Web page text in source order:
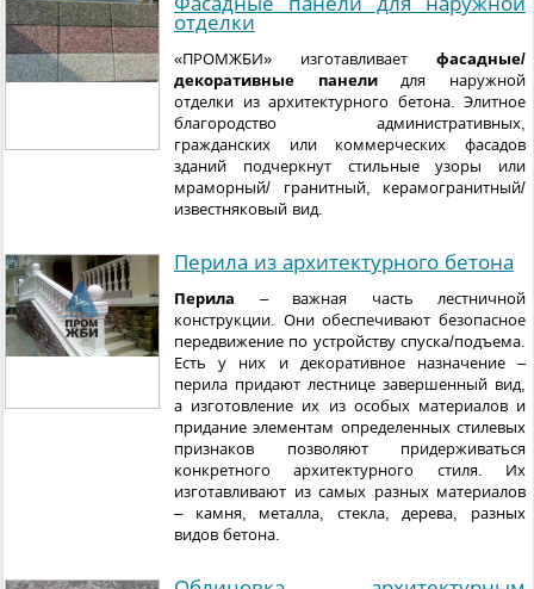
отделки
«ПРОМЖБИ» изготавливает фасадные/
декоративные панелидля наружной
отделки из архитектурного бетона. Элитное
благородство административных,
гражданских или коммерческих фасадов
зданий подчеркнут стильные узоры или
мраморный/ гранитный, керамогранитный/
известняковый вид.
Перила из архитектурного бетона
Перила – важная часть лестничной
конструкции. Они обеспечивают безопасное
передвижение по устройству спуска/подъема.
Есть у них и декоративное назначение –
перила придают лестнице завершенный вид,
а изготовление их из особых материалов и
придание элементам определенных стилевых
признаков позволяют придерживаться
конкретного архитектурного стиля. Их
изготавливают из самых разных материалов
– камня, металла, стекла, дерева, разных
видов бетона.